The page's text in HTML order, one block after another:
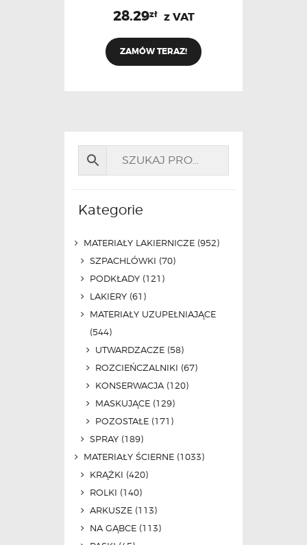
28.29zł z VAT
ZAMÓW TERAZ!
Kategorie
MATERIAŁY LAKIERNICZE (952)
SZPACHLÓWKI (70)
PODKŁADY (121)
LAKIERY (61)
MATERIAŁY UZUPEŁNIAJĄCE
(544)
UTWARDZACZE (58)
ROZCIEŃCZALNIKI (67)
KONSERWACJA (120)
MASKUJĄCE (129)
POZOSTAŁE (171)
SPRAY (189)
MATERIAŁY ŚCIERNE (1033)
KRĄŻKI (420)
ROLKI (140)
ARKUSZE (113)
NA GĄBCE (113)